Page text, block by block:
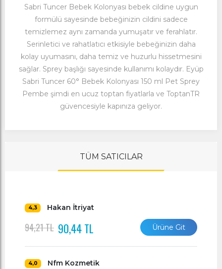
Sabri Tuncer Bebek Kolonyası bebek cildine uygun
formülü sayesinde bebeğinizin cildini sadece
temizlemez aynı zamanda yumuşatır ve ferahlatır.
Serinletici ve rahatlatıcı etkisiyle bebeğinizin daha
kolay uyumasını, daha temiz ve huzurlu hissetmesini
sağlar. Sprey başlığı sayesinde kullanımı kolaydır. Eyüp
Sabri Tuncer 60° Bebek Kolonyası 150 ml Pet Sprey
Pembe şimdi en ucuz toptan fiyatlarla ve ToptanTR
güvencesiyle kapınıza geliyor.
TÜM SATICILAR
4,3 Hakan İtriyat
94,21 TL 90,44 TL Ürüne Git
4,0 Nfm Kozmetik